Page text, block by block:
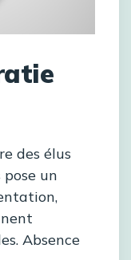
des élus
un
Absence